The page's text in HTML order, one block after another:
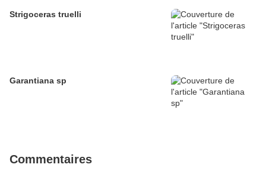
Strigoceras truelli
Garantiana sp
Commentaires